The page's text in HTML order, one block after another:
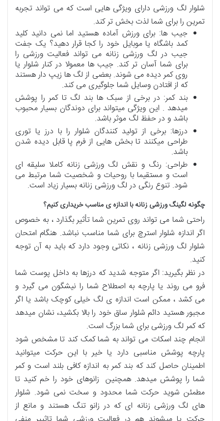
شلوار لگ ورزشی دارای ویژگی هایی است که می تواند تجربه
تمرین را برای شما لذت بخش تر کند.
جیب ها: برای ورزش آماده هستید اما نمی دانید کلید
کمد باشگاه یا موبایل خود را کجا قرار دهید؟ یک جفت
جیب در لگ ورزشی زنانه می تواند فعالیت ورزشی را
برای شما آسان تر کند. جیب ها معمولا در کنار شلوار یا
روی کمر دیده می شوند. بعضی از لگ ها زیپ دار هستند
که از افتادن وسایل شما جلوگیری می کند.
بند کمر: در برخی از سبک ها بند لگ تا کمر را پوشش
میدهد . این ویژگی میتواند برای دوندگان بسیار محبوب
باشد و در حفظ لگ موثر باشد.
درزها: برخی از تولید کنندگان شلوار را با درز یا توری
طراحی میکنند تا بخش هایی از فرم پا قابل دیده شدن
باشد.
طراحی: رنگ و نقش لگ ورزشی زنانه کاملا سلیقه ای
است و مستقیما با روحیات و شخصیت شما مرتبط می
شود. تنوع رنگی در لگ ورزشی زنانه بسیار زیاد است.
چگونه لگینگ ورزشی زنانه با اندازه ی مناسب خریداری کنیم؟
راحتی شما می تواند روی تمرین شما تأثیر بگذارد ، به خصوص
اگر اندازه شلوار استرچ برای شما مناسب نباشد. هنگام امتحان
شلوار لگ ورزشی زنانه ، نکاتی وجود دارد که باید به آن توجه
کنید.
در نظر بگیرید: اگر متوجه شدید که درزها به داخل پوست شما
فرو می روند یا پارچه به اصطلاح شما را نیشگون می گیرد و
می کشد ، ممکن است اندازه ی لگ خیلی کوچک باشد یا اگر
مجبور هستید دائم شلوار ساق خود را بالا بکشید، نشان میدهد
که کمر لگ ورزشی برای شما بزرگ است.
انجام چند اسکات می تواند به شما کمک کند تا مشخص شود
پارچه پوشش مناسبی دارد یا خیر با این حرکت میتوانید
اطمینان حاصل کند که بند کمر به اندازه کافی بلند است و کمر
شما را پوشش میدهد. همچنین زانوهای خود را خم کنید تا
مطمئن شوید حرکت شما محدود و سخت نمی شود. شلوار
های لگ ورزشی زنانه ای که در زانو تنگ هستند و مانع از